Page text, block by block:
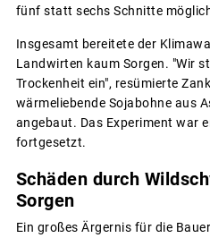
fünf statt sechs Schnitte
Insgesamt bereitete der
Landwirten kaum Sorgen. "Wir
Trockenheit ein", resümierte
wärmeliebende Sojabohne aus
angebaut. Das Experiment war
fortgesetzt.
Schäden durch
Sorgen
Ein großes Ärgernis für die